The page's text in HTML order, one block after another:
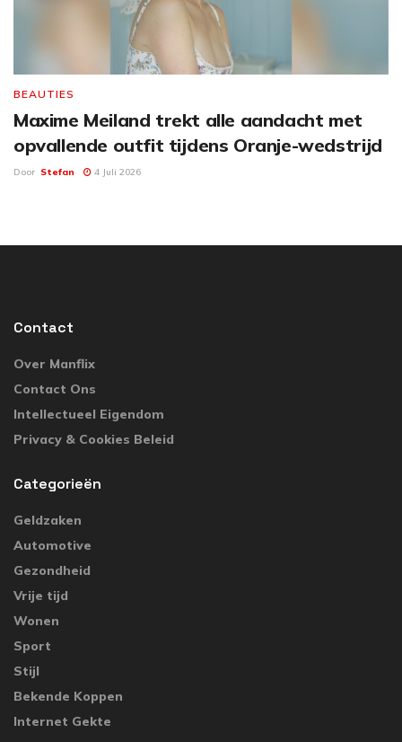
BEAUTIES
Maxime Meiland trekt alle aandacht met
opvallende outfit tijdens Oranje-wedstrijd
Door Stefan 4 Juli 2026
Contact
Over Manflix
Contact Ons
Intellectueel Eigendom
Privacy & Cookies Beleid
Categorieën
Geldzaken
Automotive
Gezondheid
Vrije tijd
Wonen
Sport
Stijl
Bekende Koppen
Internet Gekte